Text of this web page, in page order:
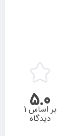
5.0 بر اساس 1
دیدگاه